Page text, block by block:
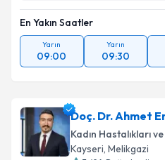
En Yakın Saatler
Yarın
09:00
Yarın
09:30
Doç. Dr. Ahmet
Kadın Hastalıkları
Kayseri, Melikgazi